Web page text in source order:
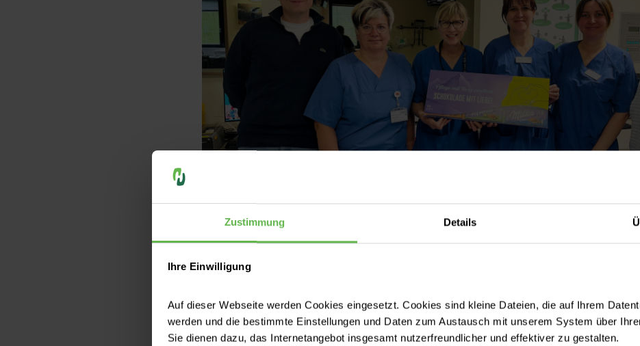
Zustimmung Details
Ihre Einwilligung
Auf dieser Webseite werden Cookies eingesetzt. Cookies sind kleine Dateien, die auf Ihrem
werden und die bestimmte Einstellungen und Daten zum Austausch mit unserem System über
Sie dienen dazu, das Internetangebot insgesamt nutzerfreundlicher und effektiver zu gestalten.
Friedrich Denise Starke und Franziska Beier, gemeinsam mit Bereichsleitung Madlen Petz. ©
täglich mit großem
andere Menschen da. Sie